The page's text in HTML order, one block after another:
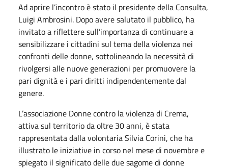
Ad aprire l’incontro è stato il presidente della Consulta,
Luigi Ambrosini. Dopo avere salutato il pubblico, ha
invitato a riflettere sull’importanza di continuare a
sensibilizzare i cittadini sul tema della violenza nei
confronti delle donne, sottolineando la necessità di
rivolgersi alle nuove generazioni per promuovere la
pari dignità e i pari diritti indipendentemente dal
genere.
L’associazione Donne contro la violenza di Crema,
attiva sul territorio da oltre 30 anni, è stata
rappresentata dalla volontaria Silvia Corini, che ha
illustrato le iniziative in corso nel mese di novembre e
spiegato il significato delle due sagome di donne